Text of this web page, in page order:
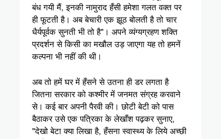
बंध गयी मैं, इनकी नामुराद हँसी हमेशा गलत वक्त पर
ही फूटती है। अब बेचारी एक झूठ बोलती है तो चार
धैर्यपूर्वक सुनती भी तो है"। अपने व्यंग्यग्रहण शक्ति
प्रदर्शन से किसी का मखौल उड़ जाएगा यह तो हमनें
कल्पना भी नहीं की थी।
अब तो हमें घर में हँसने से उतना ही डर लगता है
जितना सरकार को कश्मीर में जनमत संग्रह करवाने
से। कई बार अपनी पैरवी की। छोटी बेटी को पास
बैठाकर उसे एक पत्रिका के लेखाँश पढ़कर सुनाए,
"देखो बेटा क्या लिखा है, हँसना स्वास्थ्य के लिये अच्छी